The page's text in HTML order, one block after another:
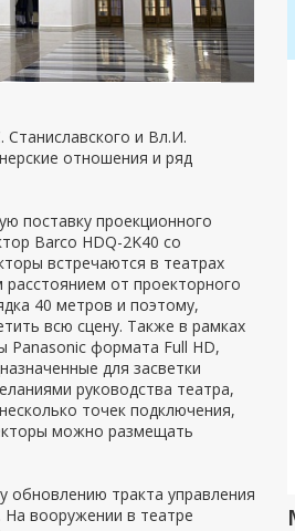
и Вл.И.
отношения и ряд
поставку проекционного
Barco HDQ-2K40 со
встречаются в театрах
от проекторного
40 метров и поэтому,
всю сцену. Также в рамках
Panasonic формата Full HD,
для засветки
руководства театра,
точек подключения,
можно размещать
обновлению тракта управления
вооружении в театре